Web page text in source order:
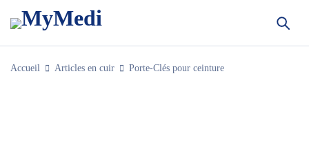
Accueil Articles en cuir Porte-Clés pour ceinture